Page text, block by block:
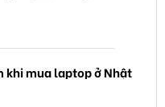
khi mua laptop ở Nhật